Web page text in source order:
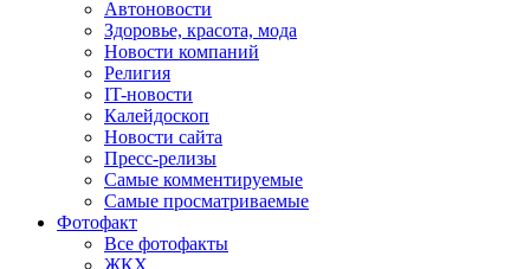
Автоновости
Здоровье, красота, мода
Новости компаний
Религия
IT-новости
Калейдоскоп
Новости сайта
Пресс-релизы
Самые комментируемые
Самые просматриваемые
Фотофакт
Все фотофакты
ЖКХ